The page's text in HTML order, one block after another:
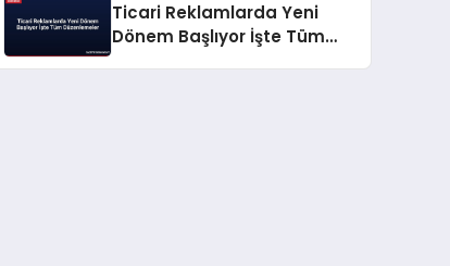
Ticari Reklamlarda Yeni
Dönem Başlıyor İşte Tüm